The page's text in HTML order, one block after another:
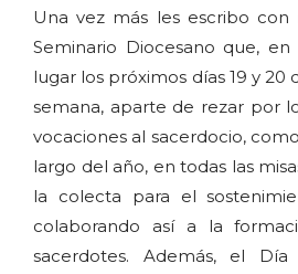
Una vez más les escribo
Seminario Diocesano que,
lugar los próximos días 19 y 20
semana, aparte de rezar por
vocaciones al sacerdocio,
largo del año, en todas las
la colecta para el
colaborando así a la
sacerdotes. Además, el